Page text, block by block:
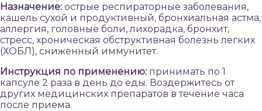
Назначение: острые респираторные заболевания,
кашель сухой и продуктивный, бронхиальная астма,
аллергия, головные боли, лихорадка, бронхит,
стресс, хроническая обструктивная болезнь лёгких
(ХОБЛ), сниженный иммунитет.
Инструкция по применению: принимать по 1
капсуле 2 раза в день до еды. Воздержитесь от
других медицинских препаратов в течение часа
после приема.